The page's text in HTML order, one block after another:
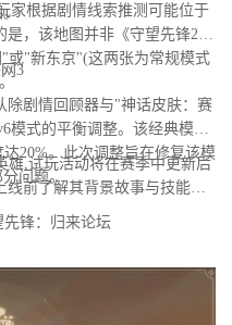
。根据剧情线索推测可能位于
是，该地图并非《守望先锋2》
或"新东京"(这两张为常规模式
剧情回顾器与"神话皮肤：赛
模式的平衡调整。该经典模式
20%。此次调整旨在修复该模
问题。
,试玩活动将在赛季中更新后
线前了解其背景故事与技能设
先锋：归来论坛